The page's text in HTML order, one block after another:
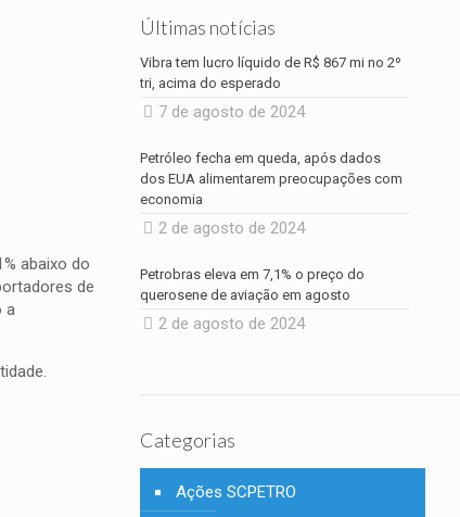
abaixo do
de
a
Últimas notícias
Vibra tem lucro líquido de R$ 867 mi no 2º
tri, acima do esperado
7 de agosto de 2024
Petróleo fecha em queda, após dados
dos EUA alimentarem preocupações com
economia
2 de agosto de 2024
Petrobras eleva em 7,1% o preço do
querosene de aviação em agosto
2 de agosto de 2024
Categorias
Ações SCPETRO